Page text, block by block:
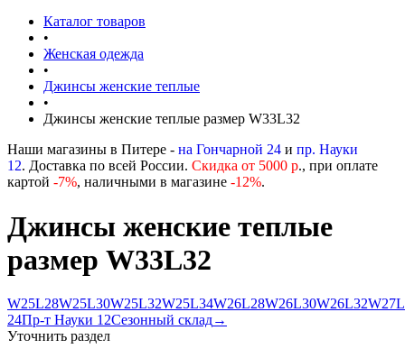
Каталог товаров
•
Женская одежда
•
Джинсы женские теплые
•
Джинсы женские теплые размер W33L32
Наши магазины в Питере - на Гончарной 24 и пр. Науки
12. Доставка по всей России. Скидка от 5000 р., при оплате
картой -7%, наличными в магазине -12%.
Джинсы женские теплые
размер W33L32
W25L28W25L30W25L32W25L34W26L28W26L30W26L32
24Пр-т Науки 12Сезонный склад→
Уточнить раздел